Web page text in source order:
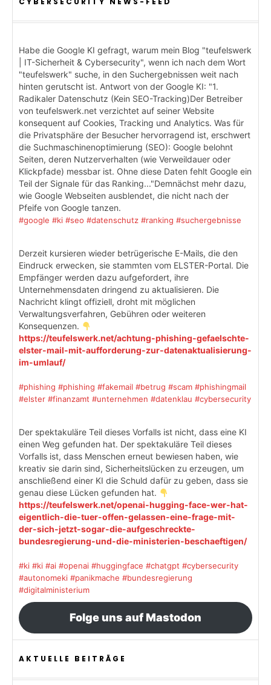
Habe die Google KI gefragt, warum mein Blog "teufelswerk
| IT-Sicherheit & Cybersecurity", wenn ich nach dem Wort
"teufelswerk" suche, in den Suchergebnissen weit nach
hinten gerutscht ist. Antwort von der Google KI: "1.
Radikaler Datenschutz (Kein SEO-Tracking)Der Betreiber
von teufelswerk.net verzichtet auf seiner Website
konsequent auf Cookies, Tracking und Analytics. Was für
die Privatsphäre der Besucher hervorragend ist, erschwert
die Suchmaschinenoptimierung (SEO): Google belohnt
Seiten, deren Nutzerverhalten (wie Verweildauer oder
Klickpfade) messbar ist. Ohne diese Daten fehlt Google ein
Teil der Signale für das Ranking..."Demnächst mehr dazu,
wie Google Webseiten ausblendet, die nicht nach der
Pfeife von Google tanzen.
#google #ki #seo #datenschutz #ranking #suchergebnisse
Derzeit kursieren wieder betrügerische E-Mails, die den
Eindruck erwecken, sie stammten vom ELSTER-Portal. Die
Empfänger werden dazu aufgefordert, ihre
Unternehmensdaten dringend zu aktualisieren. Die
Nachricht klingt offiziell, droht mit möglichen
Verwaltungsverfahren, Gebühren oder weiteren
Konsequenzen.
https://teufelswerk.net/achtung-phishing-gefaelschte-
elster-mail-mit-aufforderung-zur-datenaktualisierung-
im-umlauf/
#phishing #phishing #fakemail #betrug #scam #phishingmail
#elster #finanzamt #unternehmen #datenklau #cybersecurity
Der spektakuläre Teil dieses Vorfalls ist nicht, dass eine KI
einen Weg gefunden hat. Der spektakuläre Teil dieses
Vorfalls ist, dass Menschen erneut bewiesen haben, wie
kreativ sie darin sind, Sicherheitslücken zu erzeugen, um
anschließend einer KI die Schuld dafür zu geben, dass sie
genau diese Lücken gefunden hat.
https://teufelswerk.net/openai-hugging-face-wer-hat-
eigentlich-die-tuer-offen-gelassen-eine-frage-mit-
der-sich-jetzt-sogar-die-aufgeschreckte-
bundesregierung-und-die-ministerien-beschaeftigen/
#ki #ki #ai #openai #huggingface #chatgpt #cybersecurity
#autonomeki #panikmache #bundesregierung
#digitalministerium
Folge uns auf Mastodon
AKTUELLE BEITRÄGE